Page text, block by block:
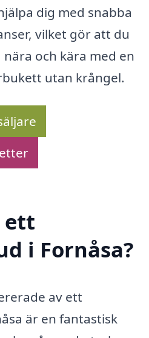
dig med snabba
vilket gör att du
och kära med en
utan krångel.
ett
i Fornåsa?
av ett
är en fantastisk